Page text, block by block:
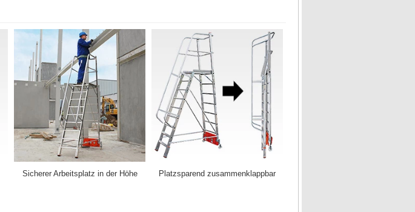
Sicherer Arbeitsplatz in der Höhe Platzsparend zusammenklappbar